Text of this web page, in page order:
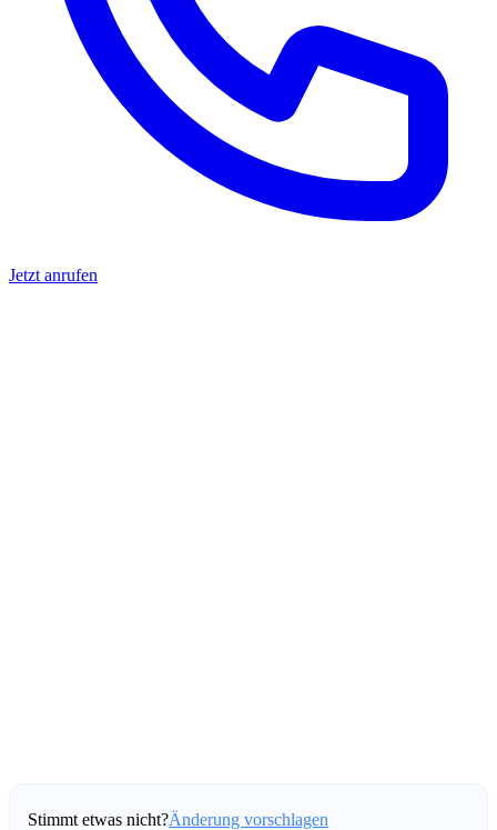
Jetzt anrufen
Stimmt etwas nicht?Änderung vorschlagen